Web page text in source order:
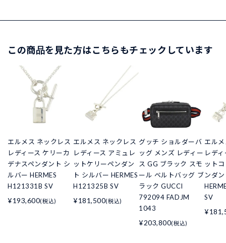
この商品を見た方はこちらもチェックしています
エルメス ネックレス
レディース ケリーカ
デナスペンダント シ
ルバー HERMES
H121331B SV
¥193,600(税込)
エルメス ネックレス
レディース アミュレ
ットケリーペンダン
ト シルバー HERMES
H121325B SV
¥181,500(税込)
グッチ ショルダーバ
ッグ メンズ レディー
ス GG ブラック スモ
ール ベルトバッグ ブ
ラック GUCCI
792094 FADJM
1043
¥203,800(税込)
エル
レデ
ット
ンダ
SV